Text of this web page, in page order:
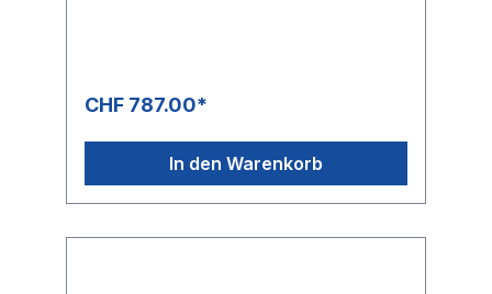
CHF 787.00*
In den Warenkorb